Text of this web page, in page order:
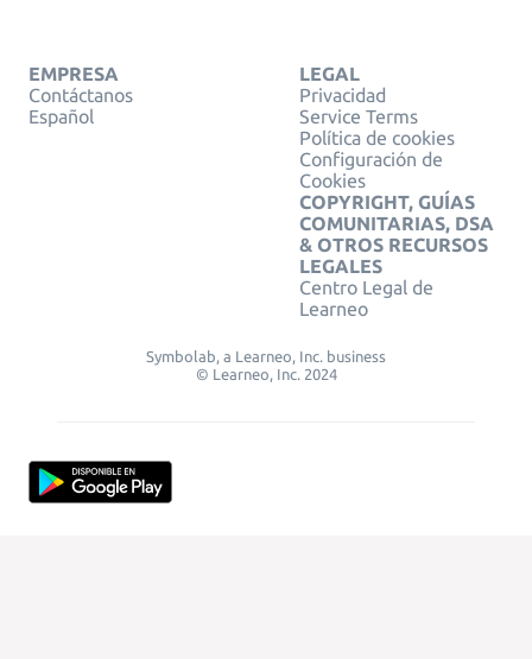
EMPRESA
Contáctanos
Español
LEGAL
Privacidad
Service Terms
Política de cookies
Configuración de
Cookies
COPYRIGHT, GUÍAS
COMUNITARIAS, DSA
& OTROS RECURSOS
LEGALES
Centro Legal de
Learneo
Symbolab, a Learneo, Inc. business
© Learneo, Inc. 2024